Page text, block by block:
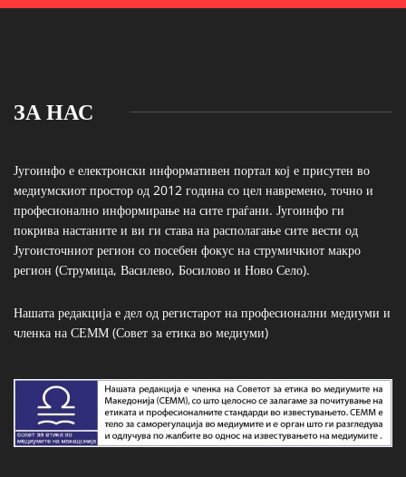
ЗА НАС
Југоинфо е електронски информативен портал кој е присутен во
медиумскиот простор од 2012 година со цел навремено, точно и
професионално информирање на сите граѓани. Југоинфо ги
покрива настаните и ви ги става на располагање сите вести од
Југоисточниот регион со посебен фокус на струмичкиот макро
регион (Струмица, Василево, Босилово и Ново Село).
Нашата редакција е дел од регистарот на професионални медиуми и
членка на СЕММ (Совет за етика во медиуми)